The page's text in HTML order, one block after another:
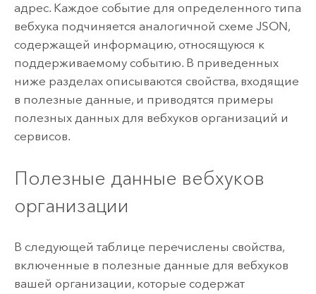
адрес. Каждое событие для определенного типа
вебхука подчиняется аналогичной схеме JSON,
содержащей информацию, относящуюся к
поддерживаемому событию. В приведенных
ниже разделах описываются свойства, входящие
в полезные данные, и приводятся примеры
полезных данных для вебхуков организаций и
сервисов.
Полезные данные вебхуков
организации
В следующей таблице перечислены свойства,
включенные в полезные данные для вебхуков
вашей организации, которые содержат